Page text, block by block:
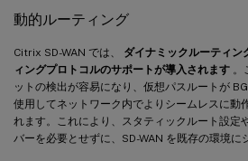
動的ルーティング
Citrix SD-WAN では、 ダイナミックルーティン
ィングプロトコルのサポートが導入されます 。
ットの検出が容易になり、仮想パスルートが
使用してネットワーク内でよりシームレスに動
れます。これにより、スタティックルート設定
バーを必要とせずに、SD-WAN を既存の環境に